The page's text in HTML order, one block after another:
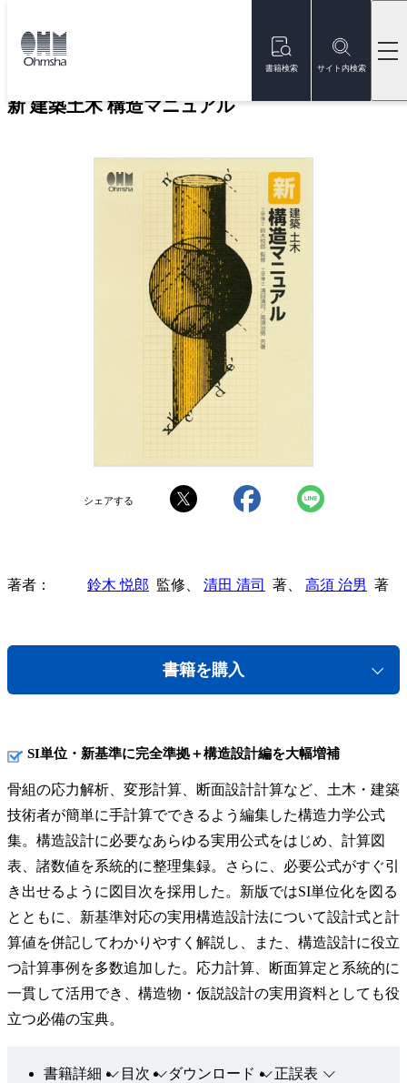
書籍検索 サイト内検索
トップ
新 建築土木 構造マニュアル
シェアする
著者 鈴木 悦郎 監修、 清田 清司 著、 高須 治男 著
書籍を購入
SI単位・新基準に完全準拠＋構造設計編を大幅増補
骨組の応力解析、変形計算、断面設計計算など、土木・建築
技術者が簡単に手計算でできるよう編集した構造力学公式
集。構造設計に必要なあらゆる実用公式をはじめ、計算図
表、諸数値を系統的に整理集録。さらに、必要公式がすぐ引
き出せるように図目次を採用した。新版ではSI単位化を図る
とともに、新基準対応の実用構造設計法について設計式と計
算値を併記してわかりやすく解説し、また、構造設計に役立
つ計算事例を多数追加した。応力計算、断面算定と系統的に
一貫して活用でき、構造物・仮説設計の実用資料としても役
立つ必備の宝典。
書籍詳細 目次 ダウンロード 正誤表